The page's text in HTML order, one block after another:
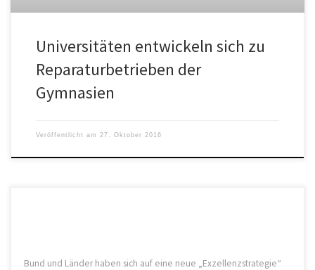
Universitäten entwickeln sich zu
Reparaturbetrieben der
Gymnasien
Veröffentlicht am 27. Oktober 2016
Bund und Länder haben sich auf eine neue „Exzellenzstrategie“